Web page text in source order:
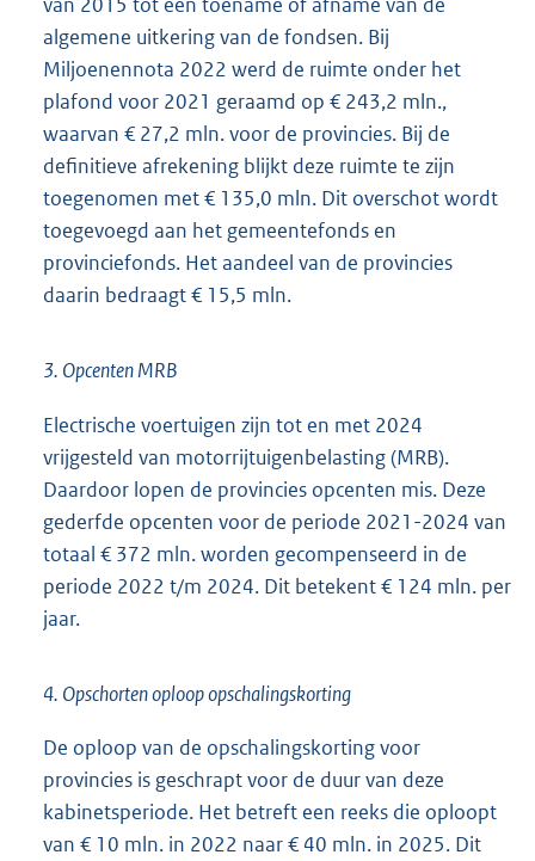
van 2015 tot een toename of afname van de
algemene uitkering van de fondsen. Bij
Miljoenennota 2022 werd de ruimte onder het
plafond voor 2021 geraamd op € 243,2 mln.,
waarvan € 27,2 mln. voor de provincies. Bij de
definitieve afrekening blijkt deze ruimte te zijn
toegenomen met € 135,0 mln. Dit overschot wordt
toegevoegd aan het gemeentefonds en
provinciefonds. Het aandeel van de provincies
daarin bedraagt € 15,5 mln.
3. Opcenten MRB
Electrische voertuigen zijn tot en met 2024
vrijgesteld van motorrijtuigenbelasting (MRB).
Daardoor lopen de provincies opcenten mis. Deze
gederfde opcenten voor de periode 2021-2024 van
totaal € 372 mln. worden gecompenseerd in de
periode 2022 t/m 2024. Dit betekent € 124 mln. per
jaar.
4. Opschorten oploop opschalingskorting
De oploop van de opschalingskorting voor
provincies is geschrapt voor de duur van deze
kabinetsperiode. Het betreft een reeks die oploopt
van € 10 mln. in 2022 naar € 40 mln. in 2025. Dit